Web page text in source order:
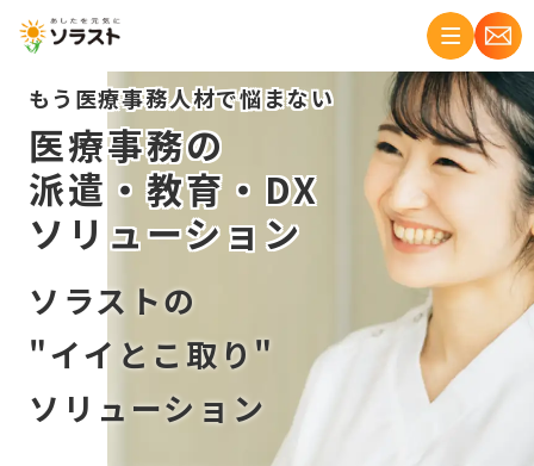
もう医療事務人材で悩まない
医療事務の
派遣・教育・DX
ソリューション
ソラストの
"イイとこ取り"
ソリューション